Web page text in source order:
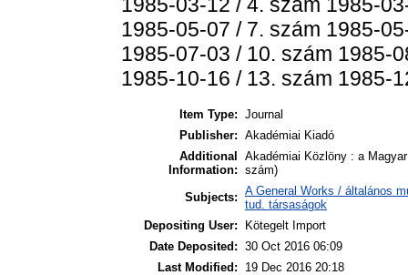
1985-05-07 / 7. szám 1985-
1985-07-03 / 10. szám 1985-
1985-10-16 / 13. szám 1985-
Item Type: Journal
Publisher: Akadémiai Kiadó
Additional
Information:
Akadémiai Közlöny : a
szám)
Subjects: A General Works / általános
tud. társaságok
Depositing User:
Kötegelt Import
Date Deposited: 30 Oct 2016 06:09
Last Modified:
19 Dec 2016 20:18